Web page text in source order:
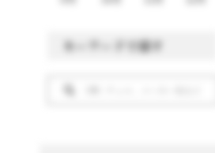
キーワードで探す